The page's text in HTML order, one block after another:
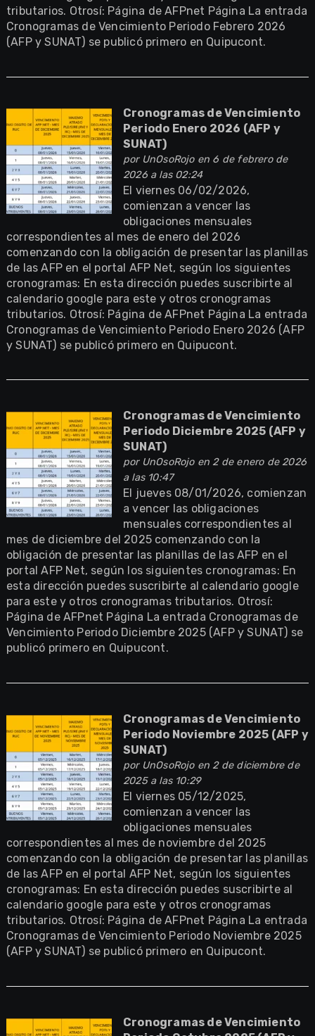
tributarios. Otrosí: Página de AFPnet Página La entrada
Cronogramas de Vencimiento Periodo Febrero 2026
(AFP y SUNAT) se publicó primero en Quipucont.
Cronogramas de Vencimiento
Periodo Enero 2026 (AFP y
SUNAT)
por UnOsoRojoen 6 de febrero de
2026 a las 02:24
El viernes 06/02/2026,
comienzan a vencer las
obligaciones mensuales
correspondientes al mes de enero del 2026
comenzando con la obligación de presentar las planillas
de las AFP en el portal AFP Net, según los siguientes
cronogramas: En esta dirección puedes suscribirte al
calendario google para este y otros cronogramas
tributarios. Otrosí: Página de AFPnet Página La entrada
Cronogramas de Vencimiento Periodo Enero 2026 (AFP
y SUNAT) se publicó primero en Quipucont.
Cronogramas de Vencimiento
Periodo Diciembre 2025 (AFP y
SUNAT)
por UnOsoRojoen 2 de enero de 2026
a las 10:47
El jueves 08/01/2026, comienzan
a vencer las obligaciones
mensuales correspondientes al
mes de diciembre del 2025 comenzando con la
obligación de presentar las planillas de las AFP en el
portal AFP Net, según los siguientes cronogramas: En
esta dirección puedes suscribirte al calendario google
para este y otros cronogramas tributarios. Otrosí:
Página de AFPnet Página La entrada Cronogramas de
Vencimiento Periodo Diciembre 2025 (AFP y SUNAT) se
publicó primero en Quipucont.
Cronogramas de Vencimiento
Periodo Noviembre 2025 (AFP y
SUNAT)
por UnOsoRojoen 2 de diciembre de
2025 a las 10:29
El viernes 05/12/2025,
comienzan a vencer las
obligaciones mensuales
correspondientes al mes de noviembre del 2025
comenzando con la obligación de presentar las planillas
de las AFP en el portal AFP Net, según los siguientes
cronogramas: En esta dirección puedes suscribirte al
calendario google para este y otros cronogramas
tributarios. Otrosí: Página de AFPnet Página La entrada
Cronogramas de Vencimiento Periodo Noviembre 2025
(AFP y SUNAT) se publicó primero en Quipucont.
Cronogramas de Vencimiento